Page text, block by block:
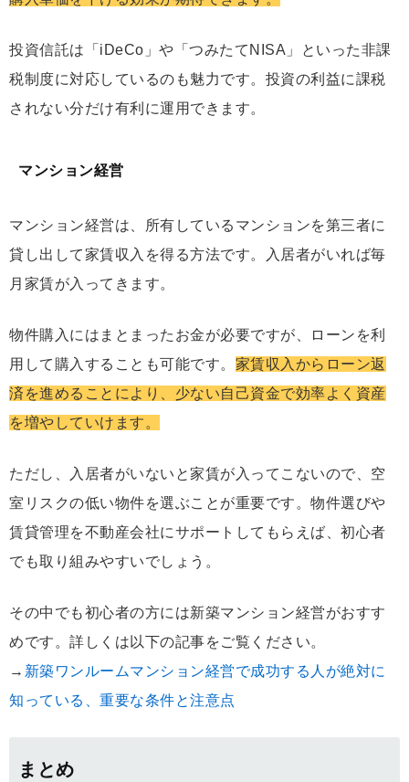
投資信託は「iDeCo」や「つみたてNISA」といった非課
税制度に対応しているのも魅力です。投資の利益に課税
されない分だけ有利に運用できます。
マンション経営
マンション経営は、所有しているマンションを第三者に
貸し出して家賃収入を得る方法です。入居者がいれば毎
月家賃が入ってきます。
物件購入にはまとまったお金が必要ですが、ローンを利
用して購入することも可能です。 家賃収入からローン返
済を進めることにより、少ない自己資金で効率よく資産
を増やしていけます。
ただし、入居者がいないと家賃が入ってこないので、空
室リスクの低い物件を選ぶことが重要です。物件選びや
賃貸管理を不動産会社にサポートしてもらえば、初心者
でも取り組みやすいでしょう。
その中でも初心者の方には新築マンション経営がおすす
めです。詳しくは以下の記事をご覧ください。
→ 新築ワンルームマンション経営で成功する人が絶対に
知っている、重要な条件と注意点
まとめ